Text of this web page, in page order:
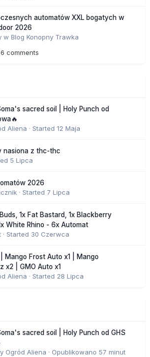
automatów XXL bogatych w
2026
w Blog Konopny Trawka
6 comments
sacred soil | Holy Punch od
Aliena · Started 12 Maja
nasiona z thc-thc
5 Lipca
2026
· Started 7 Lipca
1x Fat Bastard, 1x Blackberry
White Rhino - 6x Automat
· Started 30 Czerwca
Mango Frost Auto x1 | Mango
x2 | GMO Auto x1
Aliena · Started 28 Lipca
sacred soil | Holy Punch od GHS
Ogród Aliena · Opublikowano 57 minut